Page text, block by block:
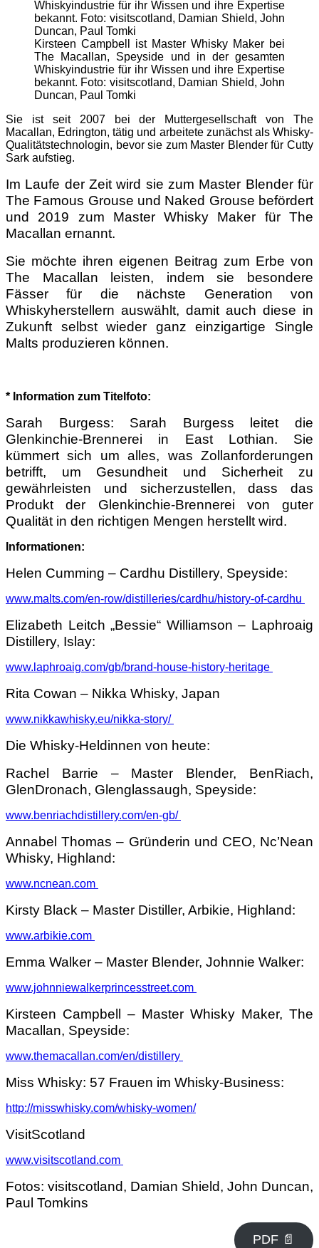
Kirsteen Campbell ist Master Whisky Maker bei
The Macallan, Speyside und in der gesamten
Whiskyindustrie für ihr Wissen und ihre Expertise
bekannt. Foto: visitscotland, Damian Shield, John
Duncan, Paul Tomki
Sie ist seit 2007 bei der Muttergesellschaft von The
Macallan, Edrington, tätig und arbeitete zunächst als Whisky-
Qualitätstechnologin, bevor sie zum Master Blender für Cutty
Sark aufstieg.
Im Laufe der Zeit wird sie zum Master Blender für
The Famous Grouse und Naked Grouse befördert
und 2019 zum Master Whisky Maker für The
Macallan ernannt.
Sie möchte ihren eigenen Beitrag zum Erbe von
The Macallan leisten, indem sie besondere
Fässer für die nächste Generation von
Whiskyherstellern auswählt, damit auch diese in
Zukunft selbst wieder ganz einzigartige Single
Malts produzieren können.
* Information zum Titelfoto:
Sarah Burgess: Sarah Burgess leitet die
Glenkinchie-Brennerei in East Lothian. Sie
kümmert sich um alles, was Zollanforderungen
betrifft, um Gesundheit und Sicherheit zu
gewährleisten und sicherzustellen, dass das
Produkt der Glenkinchie-Brennerei von guter
Qualität in den richtigen Mengen herstellt wird.
Informationen:
Helen Cumming – Cardhu Distillery, Speyside:
www.malts.com/en-row/distilleries/cardhu/history-of-cardhu
Elizabeth Leitch „Bessie“ Williamson – Laphroaig
Distillery, Islay:
www.laphroaig.com/gb/brand-house-history-heritage
Rita Cowan – Nikka Whisky, Japan
www.nikkawhisky.eu/nikka-story/
Die Whisky-Heldinnen von heute:
Rachel Barrie – Master Blender, BenRiach,
GlenDronach, Glenglassaugh, Speyside:
www.benriachdistillery.com/en-gb/
Annabel Thomas – Gründerin und CEO, Nc’Nean
Whisky, Highland:
www.ncnean.com
Kirsty Black – Master Distiller, Arbikie, Highland:
www.arbikie.com
Emma Walker – Master Blender, Johnnie Walker:
www.johnniewalkerprincesstreet.com
Kirsteen Campbell – Master Whisky Maker, The
Macallan, Speyside:
www.themacallan.com/en/distillery
Miss Whisky: 57 Frauen im Whisky-Business:
http://misswhisky.com/whisky-women/
VisitScotland
www.visitscotland.com
Fotos: visitscotland, Damian Shield, John Duncan,
Paul Tomkins
PDF 📄